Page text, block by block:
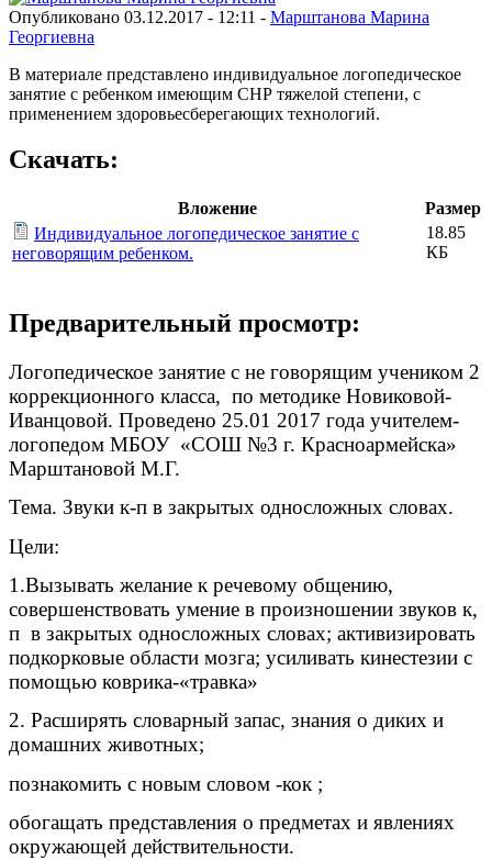
Опубликовано 03.12.2017 - 12:11 - Марштанова Марина
Георгиевна
В материале представлено индивидуальное логопедическое
занятие с ребенком имеющим СНР тяжелой степени, с
применением здоровьесберегающих технологий.
Скачать:
Вложение
Размер
Индивидуальное логопедическое занятие с
неговорящим ребенком.
18.85
КБ
Предварительный просмотр:
Логопедическое занятие с не говорящим учеником 2
коррекционного класса, по методике Новиковой-
Иванцовой. Проведено 25.01 2017 года учителем-
логопедом МБОУ «СОШ №3 г. Красноармейска»
Марштановой М.Г.
Тема. Звуки к-п в закрытых односложных словах.
Цели:
1.Вызывать желание к речевому общению,
совершенствовать умение в произношении звуков к,
п в закрытых односложных словах; активизировать
подкорковые области мозга; усиливать кинестезии с
помощью коврика-«травка»
2. Расширять словарный запас, знания о диких и
домашних животных;
познакомить с новым словом -кок ;
обогащать представления о предметах и явлениях
окружающей действительности.